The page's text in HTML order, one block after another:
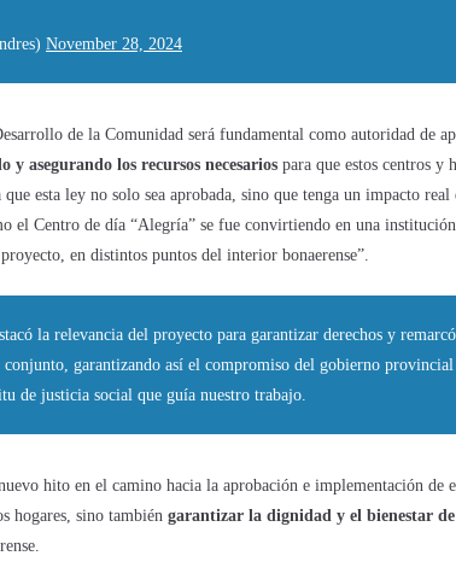
November 28, 2024
de la Comunidad será fundamental como autoridad de
y asegurando los recursos necesarios para que estos centros y
esta ley no solo sea aprobada, sino que tenga un impacto real
el Centro de día “Alegría” se fue convirtiendo en una
en distintos puntos del interior bonaerense”.
la relevancia del proyecto para garantizar derechos y
conjunto, garantizando así el compromiso del gobierno provincial
de justicia social que guía nuestro trabajo.
hito en el camino hacia la aprobación e implementación de
hogares, sino también garantizar la dignidad y el bienestar de